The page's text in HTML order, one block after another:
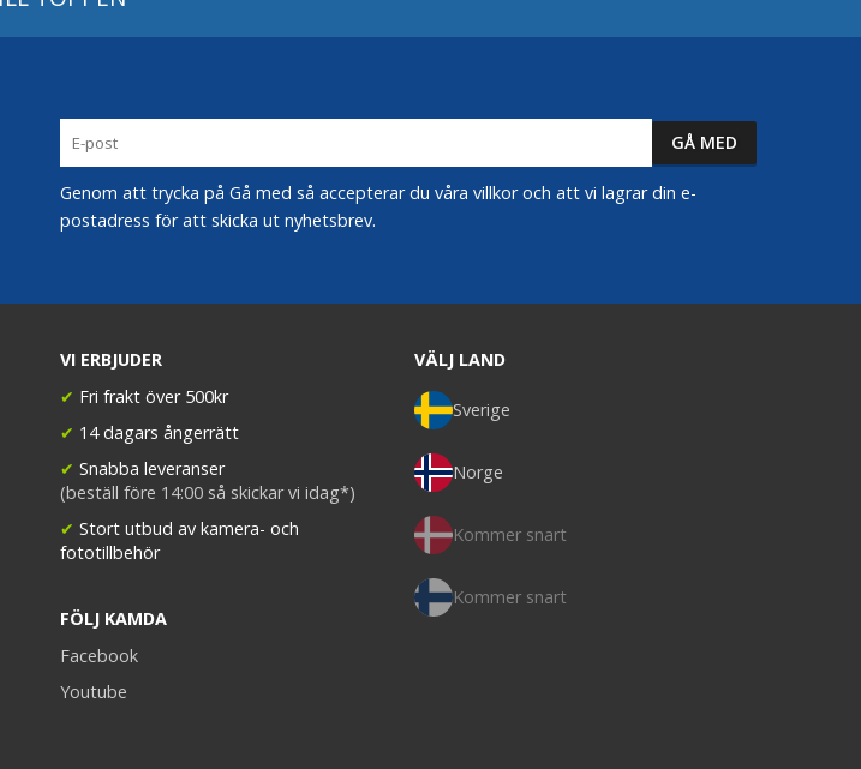
Genom att trycka på Gå med så accepterar du våra villkor och att vi lagrar din e-
postadress för att skicka ut nyhetsbrev.
VI ERBJUDER
✔ Fri frakt över 500kr
✔ 14 dagars ångerrätt
✔ Snabba leveranser
(beställ före 14:00 så skickar vi idag*)
✔ Stort utbud av kamera- och
fototillbehör
FÖLJ KAMDA
Facebook
Youtube
VÄLJ LAND
Sverige
Norge
Kommer snart
Kommer snart